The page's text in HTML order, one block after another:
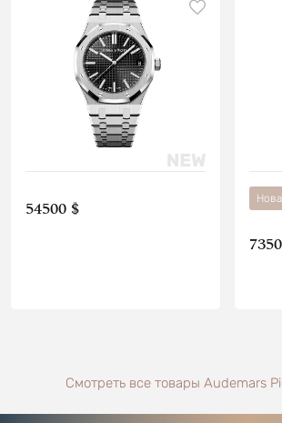
54500 $
Смотреть все товары Audemars